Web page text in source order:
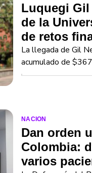
Luquegi Gil
de la
de retos
La llegada de Gil
acumulado de
NACION
Dan orden
Colombia:
varios